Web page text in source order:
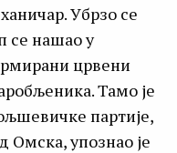
Убрзо се
се нашао у
црвени
Тамо је
партије,
Омска, упознао је